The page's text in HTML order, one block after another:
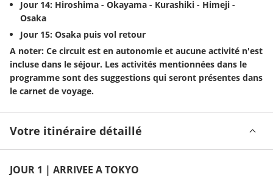
Jour 14: Hiroshima - Okayama - Kurashiki - Himeji -
Osaka
Jour 15: Osaka puis vol retour
A noter: Ce circuit est en autonomie et aucune activité n'est
incluse dans le séjour. Les activités mentionnées dans le
programme sont des suggestions qui seront présentes dans
le carnet de voyage.
Votre itinéraire détaillé
JOUR 1 | ARRIVEE A TOKYO